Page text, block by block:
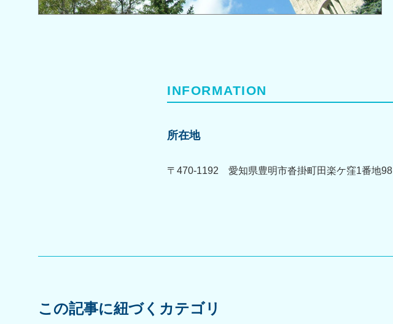
INFORMATION
所在地
〒470-1192 愛知県豊明市沓掛町田楽ケ窪1番地98
この記事に紐づくカテゴリ